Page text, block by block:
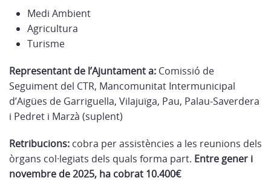
Medi Ambient
Agricultura
Turisme
Representant de l’Ajuntament a: Comissió de
Seguiment del CTR, Mancomunitat Intermunicipal
d’Aigües de Garriguella, Vilajuïga, Pau, Palau-Saverdera
i Pedret i Marzà (suplent)
Retribucions: cobra per assistències a les reunions dels
òrgans col·legiats dels quals forma part. Entre gener i
novembre de 2025, ha cobrat 10.400€